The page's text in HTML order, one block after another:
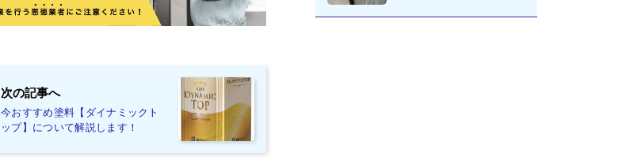
次の記事へ
今おすすめ塗料【ダイナミックト
ップ】について解説します！